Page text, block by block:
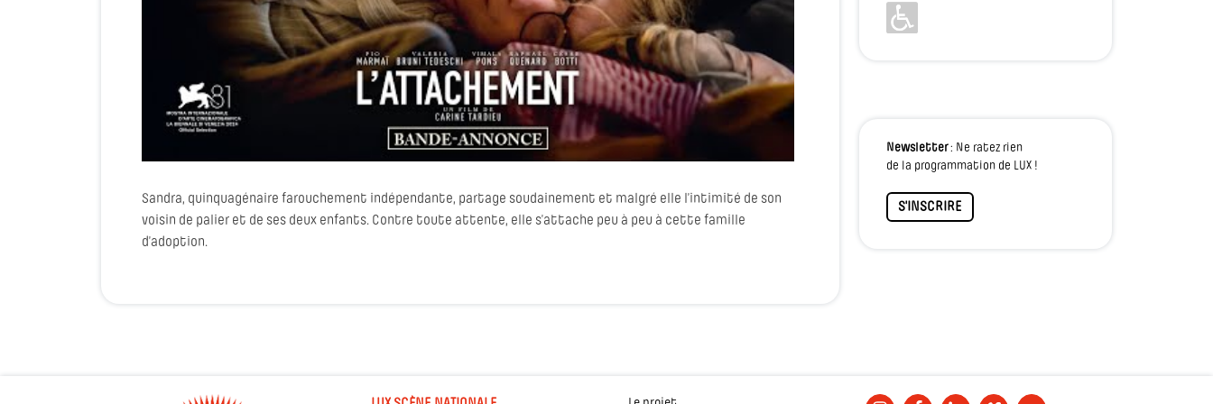
Sandra, quinquagénaire farouchement indépendante, partage soudainement et malgré elle l’intimité de son
voisin de palier et de ses deux enfants. Contre toute attente, elle s’attache peu à peu à cette famille
d’adoption.
Newsletter: Ne ratez rien
de la programmation de LUX !
S'INSCRIRE